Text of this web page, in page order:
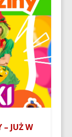
– JUŻ W